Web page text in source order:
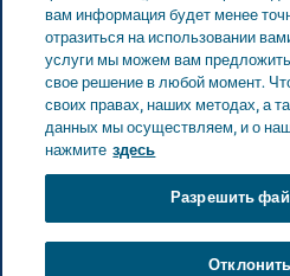
tаблетки
СРЕДСТВА ДЛЯ ОТХАРКИВАНИЯ
Терапевтический
вам информация будет менее
отразиться на использовании
услуги мы можем вам
свое решение в любой момент.
своих правах, наших методах, а
данных мы осуществляем, и о
нажмите здесь
Разрешить